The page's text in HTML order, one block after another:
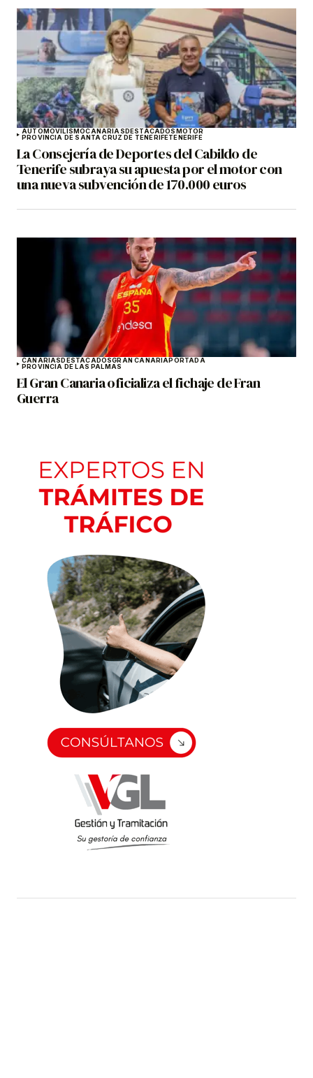
AUTOMOVILISMOCANARIASDESTACADOSMOTOR
PROVINCIA DE SANTA CRUZ DE TENERIFETENERIFE
La Consejería de Deportes del Cabildo de
Tenerife subraya su apuesta por el motor con
una nueva subvención de 170.000 euros
CANARIASDESTACADOSGRAN CANARIAPORTADA
PROVINCIA DE LAS PALMAS
El Gran Canaria oficializa el fichaje de Fran
Guerra